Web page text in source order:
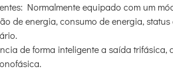
Normalmente equipado com um
de energia, consumo de energia,
de forma inteligente a saída